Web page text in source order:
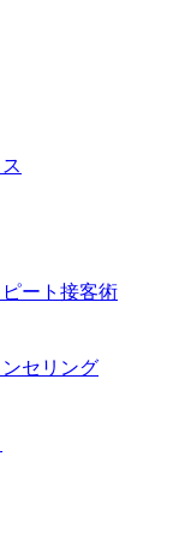
ート接客術
セリング